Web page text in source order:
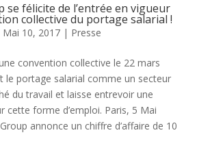
se félicite de l’entrée en vigueur
collective du portage salarial !
Mai 10, 2017| Presse
convention collective le 22 mars
le portage salarial comme un secteur
du travail et laisse entrevoir une
cette forme d’emploi. Paris, 5 Mai
annonce un chiffre d’affaire de 10